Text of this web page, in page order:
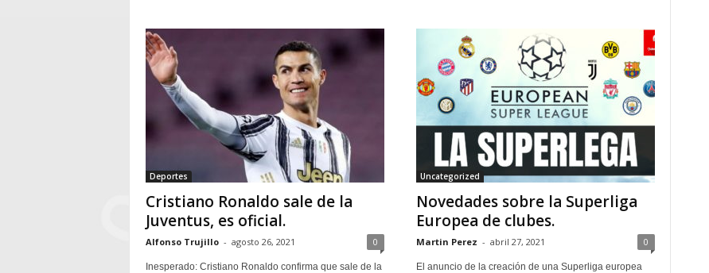
Deportes
Cristiano Ronaldo sale de la
Juventus, es oficial.
Alfonso Trujillo - agosto 26, 2021 0
Inesperado: Cristiano Ronaldo confirma que sale de la
Uncategorized
Novedades sobre la Superliga
Europea de clubes.
Martin Perez - abril 27, 2021 0
El anuncio de la creación de una Superliga europea